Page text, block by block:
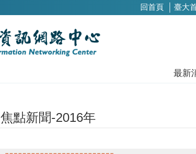
回首頁 臺大
最新
焦點新聞-2016年